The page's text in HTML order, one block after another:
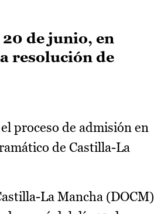
20 de junio, en
resolución de
proceso de admisión en
de Castilla-La
La Mancha (DOCM)